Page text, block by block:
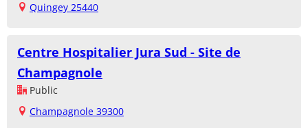
Quingey 25440
Centre Hospitalier Jura Sud - Site de
Champagnole
Public
Champagnole 39300